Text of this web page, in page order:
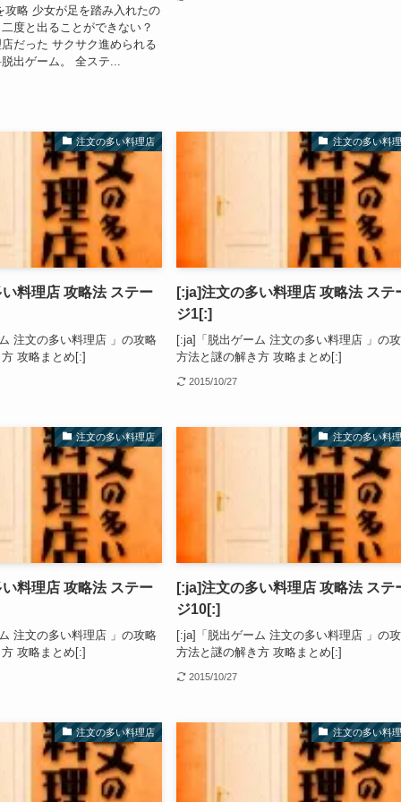
攻略 少女が足を踏み入れたの
度と出ることができない？
だった サクサク進められる
出ゲーム。 全ステ...
注文の多い料理店
料理店 攻略法 ステー
注文の多い料理店 」の攻略
攻略まとめ[:]
注文の多い料
[:ja]注文の多い料理店 攻略法 ステ
ジ1[:]
[:ja]「脱出ゲーム 注文の多い料理店 」の
方法と謎の解き方 攻略まとめ[:]
2015/10/27
注文の多い料理店
料理店 攻略法 ステー
注文の多い料理店 」の攻略
攻略まとめ[:]
注文の多い料
[:ja]注文の多い料理店 攻略法 ステ
ジ10[:]
[:ja]「脱出ゲーム 注文の多い料理店 」の
方法と謎の解き方 攻略まとめ[:]
2015/10/27
注文の多い料理店 注文の多い料